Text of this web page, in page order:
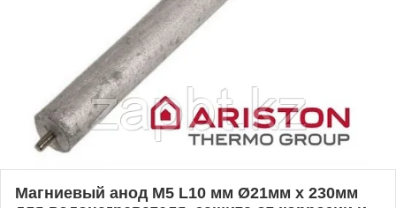
Магниевый анод M5 L10 мм Ø21мм x 230мм